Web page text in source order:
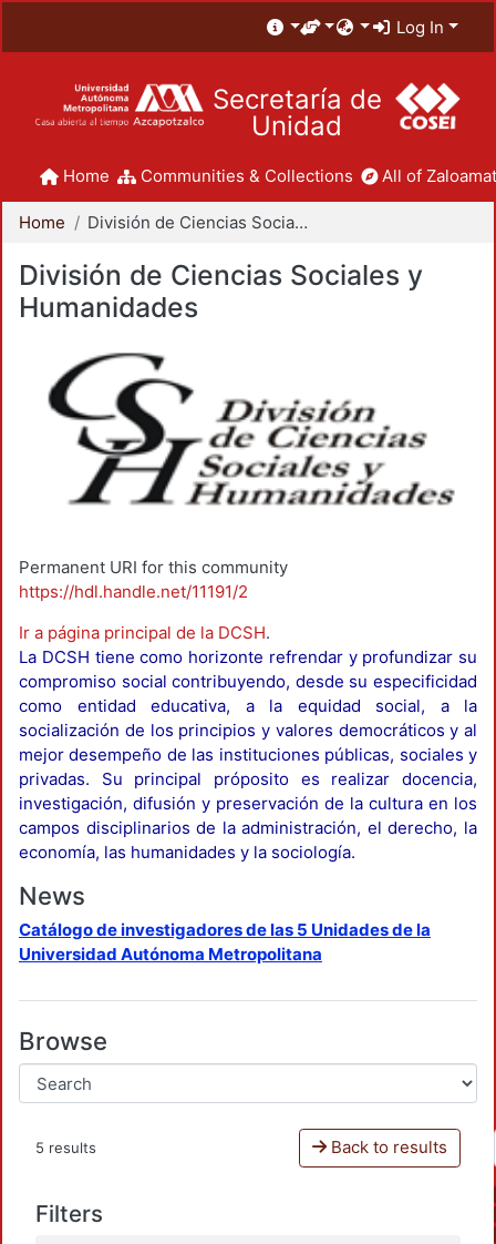
Log In
Secretaría de
Unidad
Home Communities & Collections All of
Home División de Ciencias Sociales y Humanidades
División de Ciencias Sociales y
Humanidades
Permanent URI for this community
https://hdl.handle.net/11191/2
Ir a página principal de la DCSH.
La DCSH tiene como horizonte refrendar y profundizar su
compromiso social contribuyendo, desde su especificidad
como entidad educativa, a la equidad social, a la
socialización de los principios y valores democráticos y al
mejor desempeño de las instituciones públicas, sociales y
privadas. Su principal próposito es realizar docencia,
investigación, difusión y preservación de la cultura en los
campos disciplinarios de la administración, el derecho, la
economía, las humanidades y la sociología.
News
Catálogo de investigadores de las 5 Unidades de la
Universidad Autónoma Metropolitana
Browse
5 results Back to results
Filters